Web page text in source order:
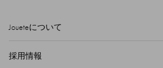
Joueteについて
採用情報